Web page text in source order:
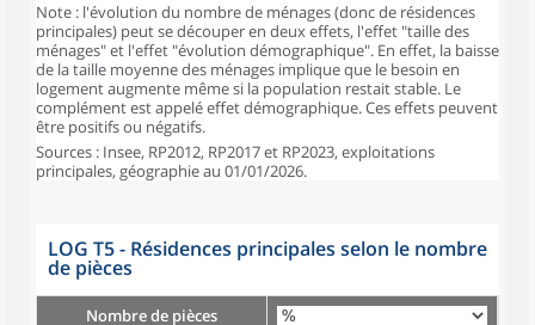
Note : l'évolution du nombre de ménages (donc de résidences
principales) peut se découper en deux effets, l'effet "taille des
ménages" et l'effet "évolution démographique". En effet, la baisse
de la taille moyenne des ménages implique que le besoin en
logement augmente même si la population restait stable. Le
complément est appelé effet démographique. Ces effets peuvent
être positifs ou négatifs.
Sources : Insee, RP2012, RP2017 et RP2023, exploitations
principales, géographie au 01/01/2026.
LOG T5 - Résidences principales selon le nombre
de pièces
Nombre de pièces